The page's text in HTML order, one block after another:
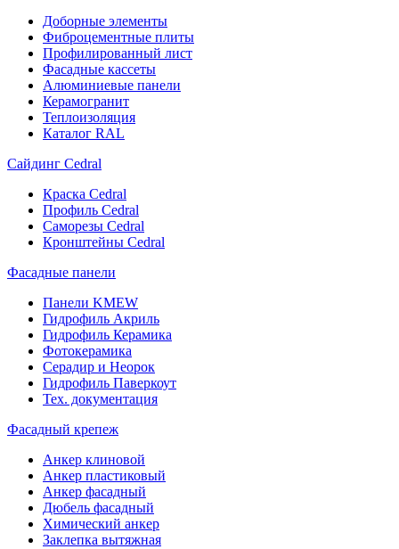
Доборные элементы
Фиброцементные плиты
Профилированный лист
Фасадные кассеты
Алюминиевые панели
Керамогранит
Теплоизоляция
Каталог RAL
Сайдинг Cedral
Краска Cedral
Профиль Cedral
Саморезы Cedral
Кронштейны Cedral
Фасадные панели
Панели KMEW
Гидрофиль Акриль
Гидрофиль Керамика
Фотокерамика
Серадир и Неорок
Гидрофиль Паверкоут
Тех. документация
Фасадный крепеж
Анкер клиновой
Анкер пластиковый
Анкер фасадный
Дюбель фасадный
Химический анкер
Заклепка вытяжная